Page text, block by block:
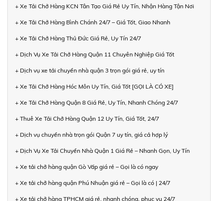
+ Xe Tải Chở Hàng KCN Tân Tạo Giá Rẻ Uy Tín, Nhận Hàng Tận Nơi
+ Xe Tải Chở Hàng Bình Chánh 24/7 – Giá Tốt, Giao Nhanh
+ Xe Tải Chở Hàng Thủ Đức Giá Rẻ, Uy Tín 24/7
+ Dịch Vụ Xe Tải Chở Hàng Quận 11 Chuyên Nghiệp Giá Tốt
+ Dịch vụ xe tải chuyển nhà quận 3 trọn gói giá rẻ, uy tín
+ Xe Tải Chở Hàng Hóc Môn Uy Tín, Giá Tốt [GỌI LÀ CÓ XE]
+ Xe Tải Chở Hàng Quận 8 Giá Rẻ, Uy Tín, Nhanh Chóng 24/7
+ Thuê Xe Tải Chở Hàng Quận 12 Uy Tín, Giá Tốt, 24/7
+ Dịch vụ chuyển nhà trọn gói Quận 7 uy tín, giá cả hợp lý
+ Dịch Vụ Xe Tải Chuyển Nhà Quận 1 Giá Rẻ – Nhanh Gọn, Uy Tín
+ Xe tải chở hàng quận Gò Vấp giá rẻ – Gọi là có ngay
+ Xe tải chở hàng quận Phú Nhuận giá rẻ – Gọi là có | 24/7
+ Xe tải chở hàng TPHCM giá rẻ, nhanh chóng, phục vụ 24/7